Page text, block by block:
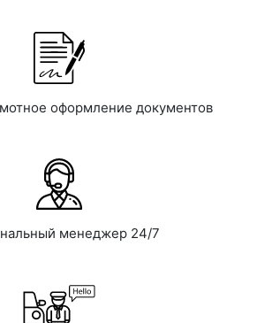
оформление документов
менеджер 24/7